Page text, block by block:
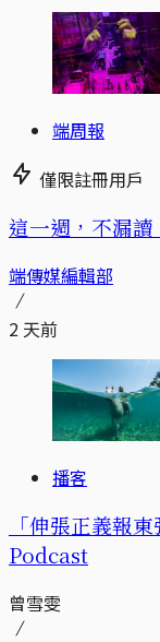
端周報
僅限註冊用戶
這一週，不漏
端傳媒編輯部
2 天前
播客
「伸張正義報
Podcast
曾雪雯